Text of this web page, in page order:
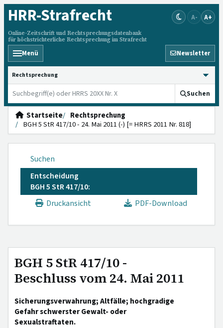
HRR-Strafrecht
Online-Zeitschrift und Rechtsprechungsdatenbank
für höchstrichterliche Rechtsprechung im Strafrecht
A- A+
Menü Newsletter
HRRS durchsuchen
Suchen
Startseite
Rechtsprechung
BGH 5 StR 417/10 - 24. Mai 2011 (-) [= HRRS 2011 Nr. 818]
Suchen
Entscheidung
BGH 5 StR 417/10:
Druckansicht
PDF-Download
BGH 5 StR 417/10 -
Beschluss vom 24. Mai 2011
Sicherungsverwahrung; Altfälle; hochgradige
Gefahr schwerster Gewalt- oder
Sexualstraftaten.